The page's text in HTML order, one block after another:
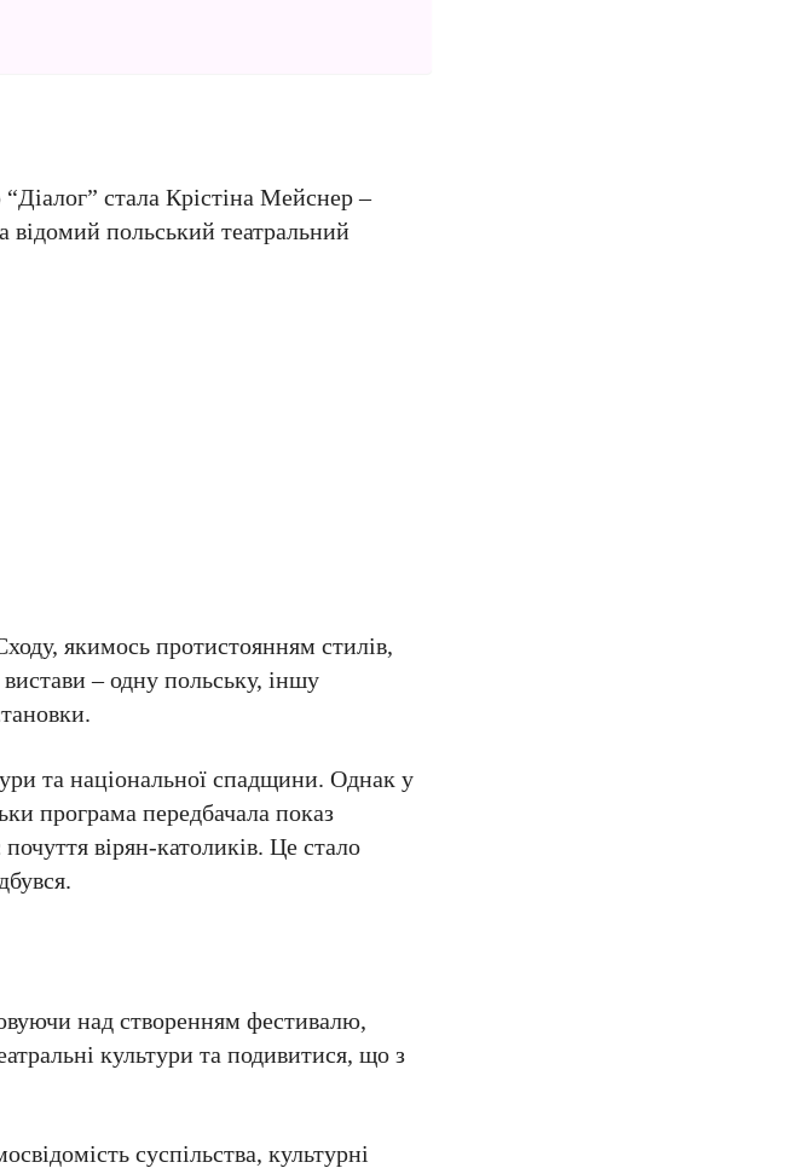
стала Крістіна Мейснер –
відомий польський театральний
якимось протистоянням стилів,
– одну польську, іншу
та національної спадщини. Однак у
програма передбачала показ
вірян-католиків. Це стало
над створенням фестивалю,
культури та подивитися, що з
суспільства, культурні